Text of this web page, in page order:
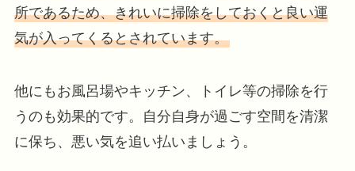
所であるため、きれいに掃除をしておくと良い運
気が入ってくるとされています。
他にもお風呂場やキッチン、トイレ等の掃除を行
うのも効果的です。自分自身が過ごす空間を清潔
に保ち、悪い気を追い払いましょう。